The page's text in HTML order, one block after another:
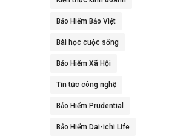
Bảo Hiểm Bảo Việt
Bài học cuộc sống
Bảo Hiểm Xã Hội
Tin tức công nghệ
Bảo Hiểm Prudential
Bảo Hiểm Dai-ichi Life